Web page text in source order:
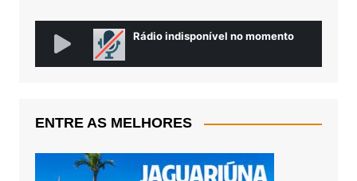
ENTRE AS MELHORES